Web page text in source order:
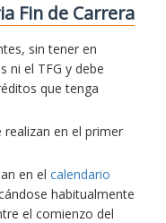
Fin de Carrera
sin tener en
ni el TFG y debe
que tenga
realizan en el primer
en el calendario
habitualmente
el comienzo del